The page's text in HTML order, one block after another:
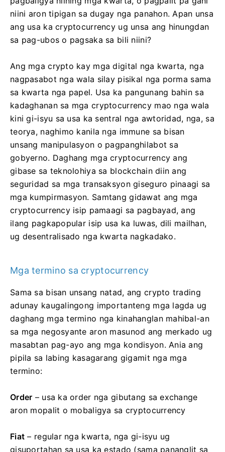
niini aron tipigan sa dugay nga panahon. Apan unsa
ang usa ka cryptocurrency ug unsa ang hinungdan
sa pag-ubos o pagsaka sa bili niini?
Ang mga crypto kay mga digital nga kwarta, nga
nagpasabot nga wala silay pisikal nga porma sama
sa kwarta nga papel. Usa ka pangunang bahin sa
kadaghanan sa mga cryptocurrency mao nga wala
kini gi-isyu sa usa ka sentral nga awtoridad, nga, sa
teorya, naghimo kanila nga immune sa bisan
unsang manipulasyon o pagpanghilabot sa
gobyerno. Daghang mga cryptocurrency ang
gibase sa teknolohiya sa blockchain diin ang
seguridad sa mga transaksyon giseguro pinaagi sa
mga kumpirmasyon. Samtang gidawat ang mga
cryptocurrency isip pamaagi sa pagbayad, ang
ilang pagkapopular isip usa ka luwas, dili mailhan,
ug desentralisado nga kwarta nagkadako.
Mga termino sa cryptocurrency
Sama sa bisan unsang natad, ang crypto trading
adunay kaugalingong importanteng mga lagda ug
daghang mga termino nga kinahanglan mahibal-an
sa mga negosyante aron masunod ang merkado ug
masabtan pag-ayo ang mga kondisyon. Ania ang
pipila sa labing kasagarang gigamit nga mga
termino:
Order – usa ka order nga gibutang sa exchange
aron mopalit o mobaligya sa cryptocurrency
Fiat – regular nga kwarta, nga gi-isyu ug
gisuportahan sa usa ka estado (sama pananglit sa